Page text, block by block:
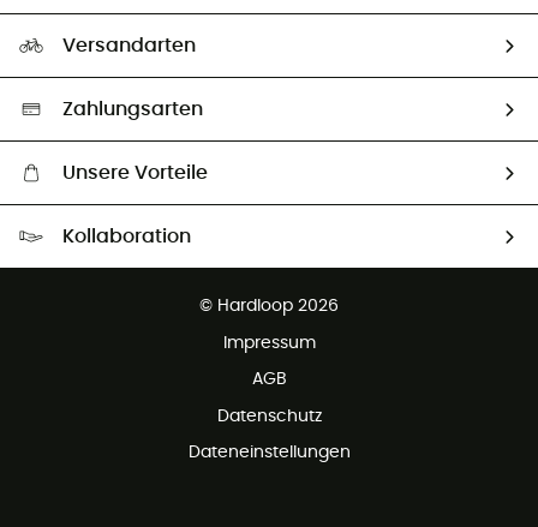
Vertrag widerrufen
Unsere Botschafter
Auswahl an nachhaltigen Produkten
Versandarten
Zahlungsarten
Unsere Vorteile
Kollaboration
© Hardloop 2026
Impressum
AGB
Datenschutz
Dateneinstellungen